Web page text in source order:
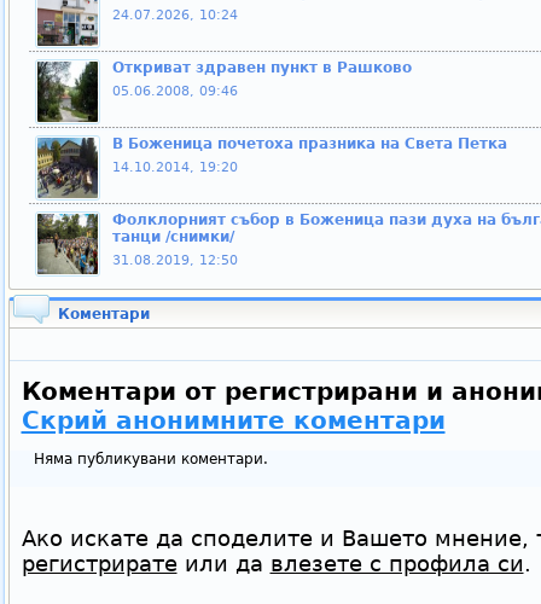
24.07.2026, 10:24
Откриват здравен пункт в Рашково
05.06.2008, 09:46
В Боженица почетоха празника на Света Петка
14.10.2014, 19:20
Фолклорният събор в Боженица пази духа на
танци /снимки/
31.08.2019, 12:50
Коментари
Коментари от регистрирани и
Скрий анонимните коментари
Няма публикувани коментари.
Ако искате да споделите и Вашето мнение,
регистриратеили да влезете с профила си.